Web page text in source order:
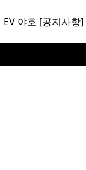
야호 [공지사항]